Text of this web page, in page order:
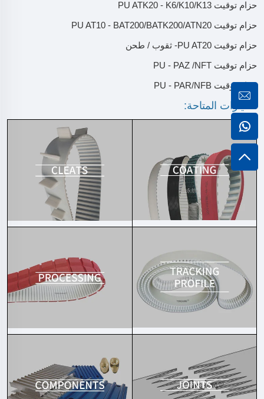
حزام توقيت PU ATK20 - K6/K10/K13
حزام توقيت PU AT10 - BAT200/BATK200/ATN20
حزام توقيت PU AT20- ثقوب / طحن
حزام توقيت PU - PAZ /NFT
حزام توقيت PU - PAR/NFB
الخيارات المتاحة: